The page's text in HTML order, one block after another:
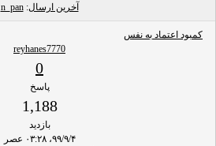
آخرین ارسال:
n_pan
کمبود اعتماد به نفس
reyhanes7770
0
پاسخ
1,188
بازدید
۹۹/۹/۴، ۰۳:۲۸ عصر